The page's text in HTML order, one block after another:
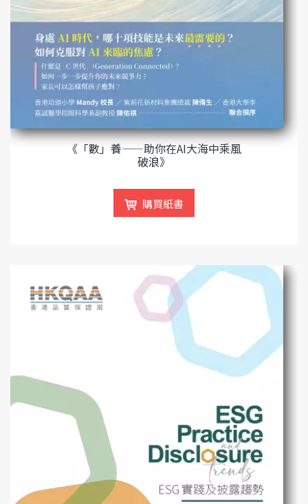
《「數」養——助你在AI大海中乘風
破浪》
購買紙書